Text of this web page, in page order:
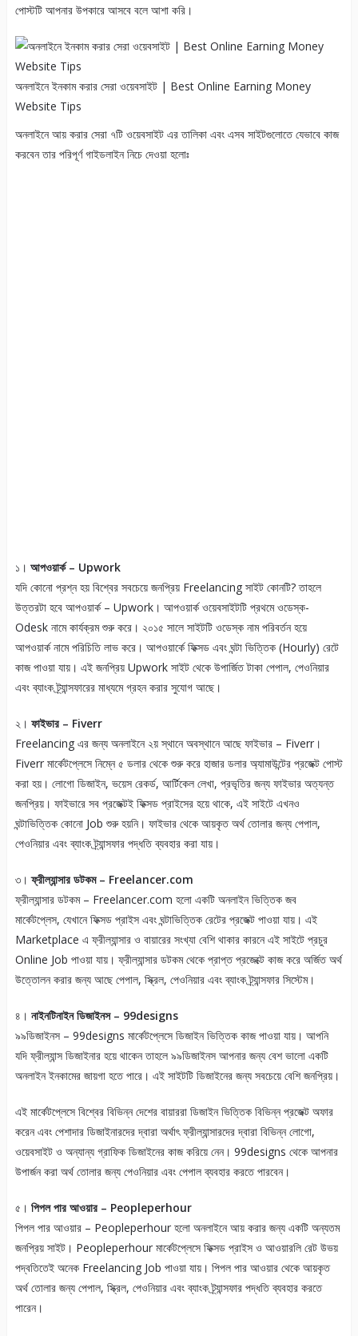
পোস্টটি আপনার উপকারে আসবে বলে আশা করি।
অনলাইনে ইনকাম করার সেরা ওয়েবসাইট | Best Online Earning Money
Website Tips
অনলাইনে আয় করার সেরা ৭টি ওয়েবসাইট এর তালিকা এবং এসব সাইটগুলোতে যেভাবে কাজ
করবেন তার পরিপূর্ণ গাইডলাইন নিচে দেওয়া হলোঃ
১। আপওয়ার্ক – Upwork
যদি কোনো প্রশ্ন হয় বিশ্বের সবচেয়ে জনপ্রিয় Freelancing সাইট কোনটি? তাহলে
উত্তরটা হবে আপওয়ার্ক – Upwork। আপওয়ার্ক ওয়েবসাইটটি প্রথমে ওডেস্ক-
Odesk নামে কার্যক্রম শুরু করে। ২০১৫ সালে সাইটটি ওডেস্ক নাম পরিবর্তন হয়ে
আপওয়ার্ক নামে পরিচিতি লাভ করে। আপওয়ার্কে ফিক্সড এবং ঘন্টা ভিত্তিক (Hourly) রেটে
কাজ পাওয়া যায়। এই জনপ্রিয় Upwork সাইট থেকে উপার্জিত টাকা পেপাল, পেওনিয়ার
এবং ব্যাংক ট্র্যান্সফারের মাধ্যমে গ্রহন করার সুযোগ আছে।
২। ফাইভার – Fiverr
Freelancing এর জন্য অনলাইনে ২য় স্থানে অবস্থানে আছে ফাইভার – Fiverr।
Fiverr মার্কেটপ্লেসে নিম্নে ৫ ডলার থেকে শুরু করে হাজার ডলার অ্যামাউন্টের প্রজেক্ট পোস্ট
করা হয়। লোগো ডিজাইন, ভয়েস রেকর্ড, আর্টিকেল লেখা, প্রভৃতির জন্য ফাইভার অত্যন্ত
জনপ্রিয়। ফাইভারে সব প্রজেক্টই ফিক্সড প্রাইসের হয়ে থাকে, এই সাইটে এখনও
ঘন্টাভিত্তিক কোনো Job শুরু হয়নি। ফাইভার থেকে আয়কৃত অর্থ তোলার জন্য পেপাল,
পেওনিয়ার এবং ব্যাংক ট্র্যান্সফার পদ্ধতি ব্যবহার করা যায়।
৩।ফ্রীল্যান্সার ডটকম – Freelancer.com
ফ্রীল্যান্সার ডটকম – Freelancer.com হলো একটি অনলাইন ভিত্তিক জব
মার্কেটপ্লেস, যেখানে ফিক্সড প্রাইস এবং ঘন্টাভিত্তিক রেটের প্রজেক্ট পাওয়া যায়। এই
Marketplace এ ফ্রীল্যান্সার ও বায়ারের সংখ্যা বেশি থাকার কারনে এই সাইটে প্রচুর
Online Job পাওয়া যায়। ফ্রীল্যান্সার ডটকম থেকে প্রাপ্ত প্রজেক্টে কাজ করে অর্জিত অর্থ
উত্তোলন করার জন্য আছে পেপাল, স্ক্রিল, পেওনিয়ার এবং ব্যাংক ট্র্যান্সফার সিস্টেম।
৪। নাইনটিনাইন ডিজাইনস – 99designs
৯৯ডিজাইনস – 99designs মার্কেটপ্লেসে ডিজাইন ভিত্তিক কাজ পাওয়া যায়। আপনি
যদি ফ্রীল্যান্স ডিজাইনার হয়ে থাকেন তাহলে ৯৯ডিজাইনস আপনার জন্য বেশ ভালো একটি
অনলাইন ইনকামের জায়গা হতে পারে। এই সাইটটি ডিজাইনের জন্য সবচেয়ে বেশি জনপ্রিয়।
এই মার্কেটপ্লেসে বিশ্বের বিভিন্ন দেশের বায়াররা ডিজাইন ভিত্তিক বিভিন্ন প্রজেক্ট অফার
করেন এবং পেশাদার ডিজাইনারদের দ্বারা অর্থাৎ ফ্রীল্যান্সারদের দ্বারা বিভিন্ন লোগো,
ওয়েবসাইট ও অন্যান্য গ্রাফিক ডিজাইনের কাজ করিয়ে নেন। 99designs থেকে আপনার
উপার্জন করা অর্থ তোলার জন্য পেওনিয়ার এবং পেপাল ব্যবহার করতে পারবেন।
৫। পিপল পার আওয়ার – Peopleperhour
পিপল পার আওয়ার – Peopleperhour হলো অনলাইনে আয় করার জন্য একটি অন্যতম
জনপ্রিয় সাইট। Peopleperhour মার্কেটপ্লেসে ফিক্সড প্রাইস ও আওয়ারলি রেট উভয়
পদ্বতিতেই অনেক Freelancing Job পাওয়া যায়। পিপল পার আওয়ার থেকে আয়কৃত
অর্থ তোলার জন্য পেপাল, স্ক্রিল, পেওনিয়ার এবং ব্যাংক ট্র্যান্সফার পদ্ধতি ব্যবহার করতে
পারেন।